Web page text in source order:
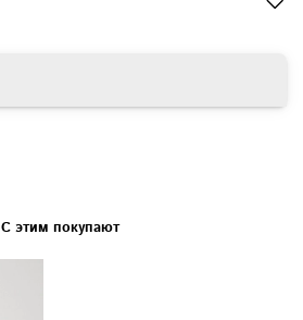
С этим покупают